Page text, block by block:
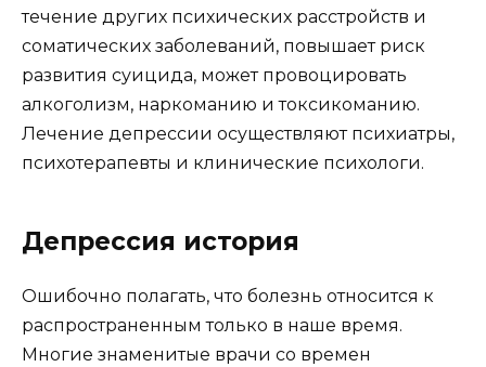
течение других психических расстройств и
соматических заболеваний, повышает риск
развития суицида, может провоцировать
алкоголизм, наркоманию и токсикоманию.
Лечение депрессии осуществляют психиатры,
психотерапевты и клинические психологи.
Депрессия история
Ошибочно полагать, что болезнь относится к
распространенным только в наше время.
Многие знаменитые врачи со времен